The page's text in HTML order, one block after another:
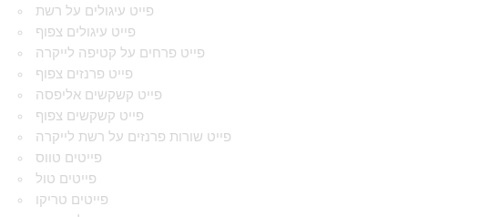
פייט עיגולים על רשת
פייט עיגולים צפוף
פייט פרחים על קטיפה לייקרה
פייט פרנזים צפוף
פייט קשקשים אליפסה
פייט קשקשים צפוף
פייט שורות פרנזים על רשת לייקרה
פייטים טווס
פייטים טול
פייטים טריקו